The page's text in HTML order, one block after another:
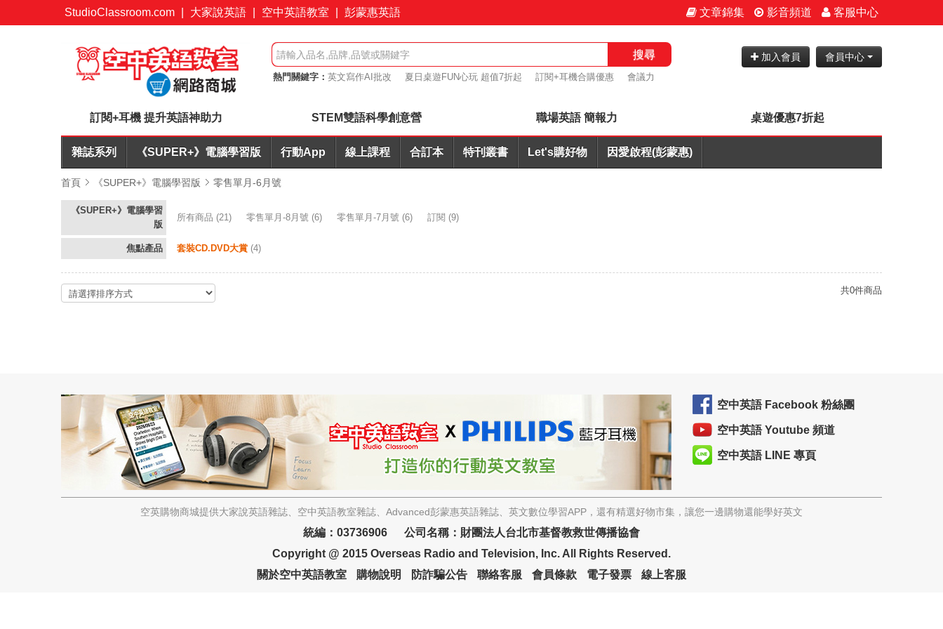
StudioClassroom.com 大家說英語 空中英語教室 彭蒙惠英語 文章錦集 影音頻道 客服中心
搜尋
熱門關鍵字： 英文寫作AI批改 夏日桌遊FUN心玩 超值7折起 訂閱+耳機合購優惠
會議力
加入會員 會員中心
訂閱+耳機 提升英語神助力 STEM雙語科學創意營 職場英語 簡報力 桌遊優惠7折起
雜誌系列 《SUPER+》電腦學習版 行動App 線上課程 合訂本 特刊叢書 Let's購好物 因愛啟程(彭蒙惠)
首頁 《SUPER+》電腦學習版 零售單月-6月號
《SUPER+》電腦學習
版
所有商品 (21) 零售單月-8月號 (6) 零售單月-7月號 (6) 訂閱 (9)
焦點產品 套裝CD.DVD大賞 (4)
共0件商品
空中英語 Facebook 粉絲團
空中英語 Youtube 頻道
空中英語 LINE 專頁
空英購物商城提供大家說英語雜誌、空中英語教室雜誌、Advanced彭蒙惠英語雜誌、英文數位學習APP，還有精選好物市集，讓您一邊購物還能學好英文
統編：03736906 公司名稱：財團法人台北市基督教救世傳播協會
Copyright @ 2015 Overseas Radio and Television, Inc. All Rights Reserved.
關於空中英語教室
購物說明 防詐騙公告 聯絡客服 會員條款 電子發票 線上客服